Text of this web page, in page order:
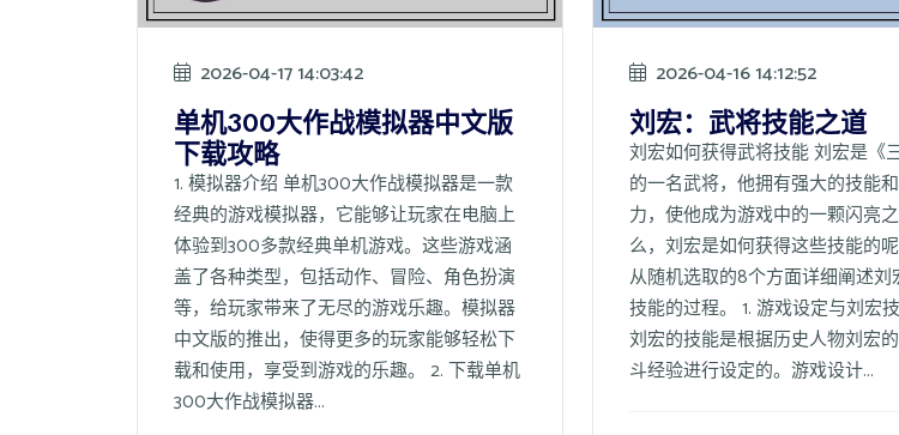
2026-04-17 14:03:42
单机300大作战模拟器中文版
下载攻略
1. 模拟器介绍 单机300大作战模拟器是一款
经典的游戏模拟器，它能够让玩家在电脑上
体验到300多款经典单机游戏。这些游戏涵
盖了各种类型，包括动作、冒险、角色扮演
等，给玩家带来了无尽的游戏乐趣。模拟器
中文版的推出，使得更多的玩家能够轻松下
载和使用，享受到游戏的乐趣。 2. 下载单机
300大作战模拟器...
2026-04-16 14:12:52
刘宏：武将技能之道
刘宏如何获得武将技能 刘宏是《
的一名武将，他拥有强大的技能
力，使他成为游戏中的一颗闪亮
么，刘宏是如何获得这些技能的
从随机选取的8个方面详细阐述刘
技能的过程。 1. 游戏设定与刘宏
刘宏的技能是根据历史人物刘宏
斗经验进行设定的。游戏设计...